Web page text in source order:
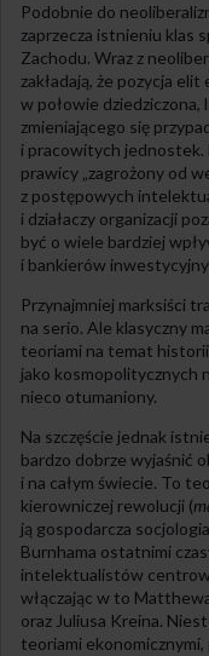
Podobnie do
zaprzecza istnieniu klas
Zachodu. Wraz z
zakładają, że pozycja
w połowie dziedziczona,
zmieniającego się
i pracowitych
prawicy „zagrożony od
z postępowych
i działaczy organizacji
być o wiele bardziej
i bankierów
Przynajmniej marksiści
na serio. Ale klasyczny
teoriami na temat
jako kosmopolitycznych
nieco otumaniony.
Na szczęście jednak
bardzo dobrze wyjaśnić
i na całym świecie. To
kierowniczej rewolucji (
ją gospodarcza
Burnhama ostatnimi
intelektualistów
włączając w to
oraz Juliusa Kreina.
teoriami